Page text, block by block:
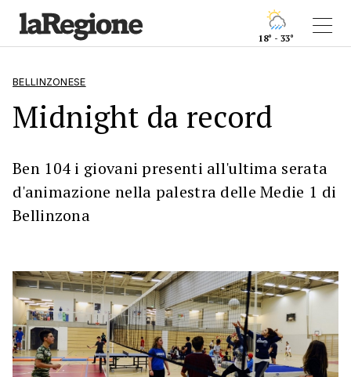
18° - 33°
BELLINZONESE
Midnight da record
Ben 104 i giovani presenti all'ultima serata
d'animazione nella palestra delle Medie 1 di
Bellinzona